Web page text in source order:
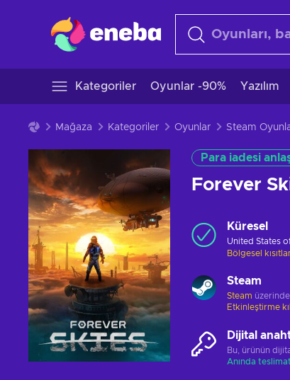
Kategoriler Oyunlar -90% Yazılım
Mağaza Kategoriler Oyunlar Steam
Para iadesi
Forever
Küresel
United States
Bölgesel
Steam
Steam
Etkinleştirme
Dijital
Bu, ürünün
Anında teslimat